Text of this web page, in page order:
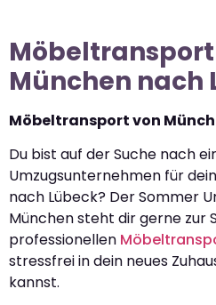
München nach
Möbeltransport von
Du bist auf der Suche nach
Umzugsunternehmen für
nach Lübeck? Der Sommer
München steht dir gerne zur
professionellen
stressfrei in dein neues
kannst.